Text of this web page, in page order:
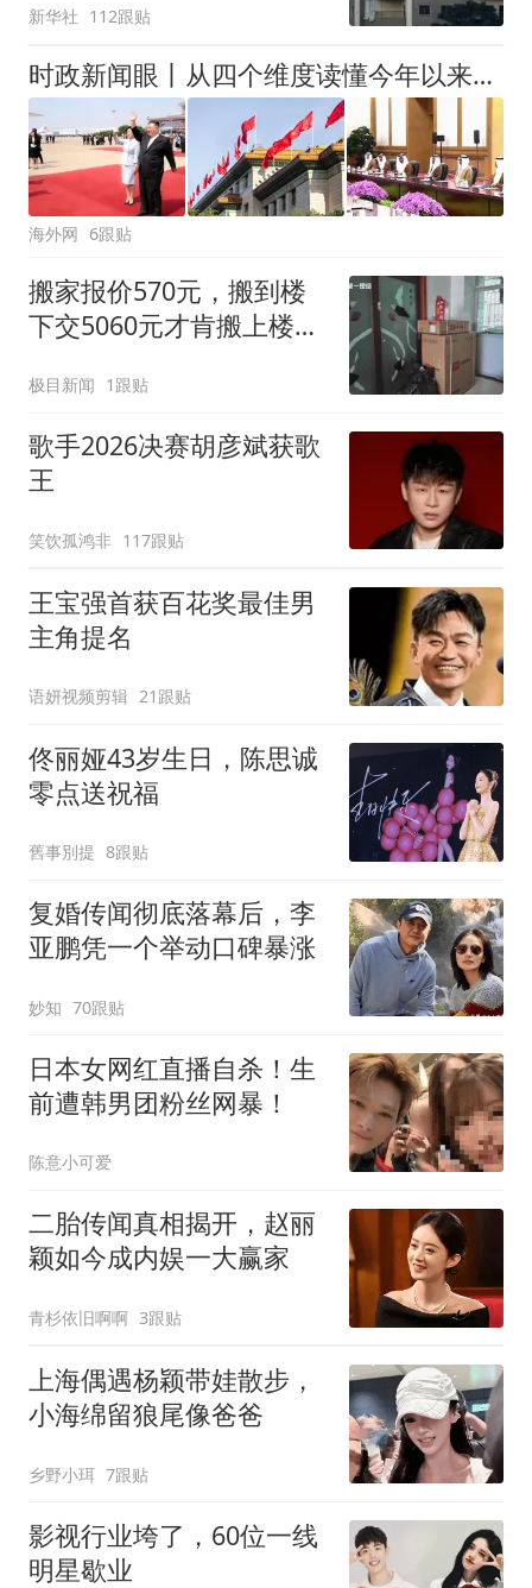
新华社 112跟贴
时政新闻眼丨从四个维度读懂今年以来中国元首外交
海外网 6跟贴
搬家报价570元，搬到楼
下交5060元才肯搬上楼！
极目新闻 1跟贴
歌手2026决赛胡彦斌获歌
王
笑饮孤鸿非 117跟贴
王宝强首获百花奖最佳男
主角提名
语妍视频剪辑 21跟贴
佟丽娅43岁生日，陈思诚
零点送祝福
舊事別提 8跟贴
复婚传闻彻底落幕后，李
亚鹏凭一个举动口碑暴涨
妙知 70跟贴
日本女网红直播自杀！生
前遭韩男团粉丝网暴！
陈意小可爱
二胎传闻真相揭开，赵丽
颖如今成内娱一大赢家
青杉依旧啊啊 3跟贴
上海偶遇杨颖带娃散步，
小海绵留狼尾像爸爸
乡野小珥 7跟贴
影视行业垮了，60位一线
明星歇业